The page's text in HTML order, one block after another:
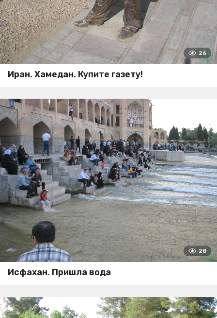
26
Иран. Хамедан. Купите газету!
28
Исфахан. Пришла вода